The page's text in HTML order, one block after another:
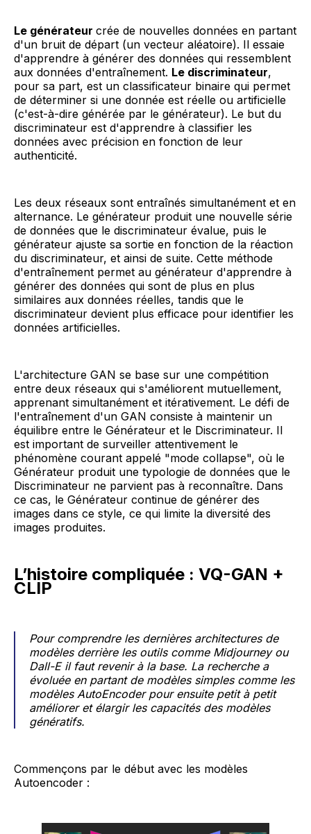
Le générateur crée de nouvelles données en partant
d'un bruit de départ (un vecteur aléatoire). Il essaie
d'apprendre à générer des données qui ressemblent
aux données d'entraînement. Le discriminateur,
pour sa part, est un classificateur binaire qui permet
de déterminer si une donnée est réelle ou artificielle
(c'est-à-dire générée par le générateur). Le but du
discriminateur est d'apprendre à classifier les
données avec précision en fonction de leur
authenticité.
Les deux réseaux sont entraînés simultanément et en
alternance. Le générateur produit une nouvelle série
de données que le discriminateur évalue, puis le
générateur ajuste sa sortie en fonction de la réaction
du discriminateur, et ainsi de suite. Cette méthode
d'entraînement permet au générateur d'apprendre à
générer des données qui sont de plus en plus
similaires aux données réelles, tandis que le
discriminateur devient plus efficace pour identifier les
données artificielles.
L'architecture GAN se base sur une compétition
entre deux réseaux qui s'améliorent mutuellement,
apprenant simultanément et itérativement. Le défi de
l'entraînement d'un GAN consiste à maintenir un
équilibre entre le Générateur et le Discriminateur. Il
est important de surveiller attentivement le
phénomène courant appelé "mode collapse", où le
Générateur produit une typologie de données que le
Discriminateur ne parvient pas à reconnaître. Dans
ce cas, le Générateur continue de générer des
images dans ce style, ce qui limite la diversité des
images produites.
L’histoire compliquée : VQ-GAN +
CLIP
Pour comprendre les dernières architectures de
modèles derrière les outils comme Midjourney ou
Dall-E il faut revenir à la base. La recherche a
évoluée en partant de modèles simples comme les
modèles AutoEncoder pour ensuite petit à petit
améliorer et élargir les capacités des modèles
génératifs.
Commençons par le début avec les modèles
Autoencoder :